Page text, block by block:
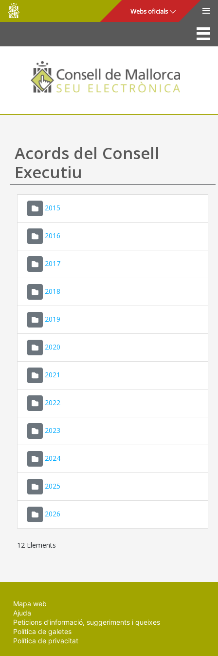
Salta al contingut principal
Consell
de
Mallorca
Webs oficials
La Seu
Consell de Mallorca
Accés i seguretat
Utilitats
Ajuda
Acords del Consell
Executiu
2015
2016
2017
2018
2019
2020
2021
2022
2023
2024
2025
2026
12 Elements
Mapa web
Ajuda
Peticions d'informació, suggeriments i queixes
Política de galetes
Política de privacitat